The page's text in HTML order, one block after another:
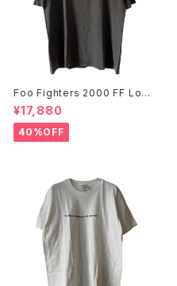
Foo Fighters 2000 FF Log
o Band Tee
¥17,880
40%OFF